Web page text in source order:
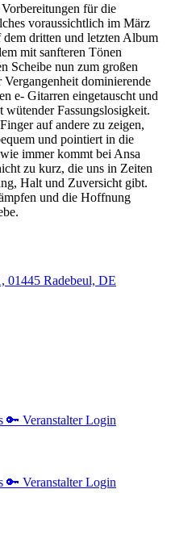
für die
voraussichtlich im März
dritten und letzten Album
mit sanfteren Tönen
Scheibe nun zum großen
dominierende
e- Gitarren eingetauscht und
Fassungslosigkeit.
auf andere zu zeigen,
und pointiert in die
immer kommt bei Ansa
zu kurz, die uns in Zeiten
Halt und Zuversicht gibt.
und die Hoffnung
01445 Radebeul, DE
🔑 Veranstalter Login
🔑 Veranstalter Login